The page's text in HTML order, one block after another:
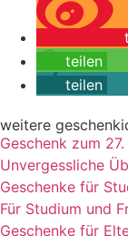
teilen
teilen
weitere
Geschenk zum
Unvergessliche
Geschenke für
Für Studium und
Geschenke für